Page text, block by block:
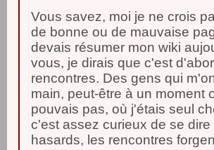
Vous savez, moi je ne crois
de bonne ou de mauvaise
devais résumer mon wiki
vous, je dirais que c'est
rencontres. Des gens qui
main, peut-être à un moment
pouvais pas, où j'étais seul
c'est assez curieux de se dire
hasards, les rencontres